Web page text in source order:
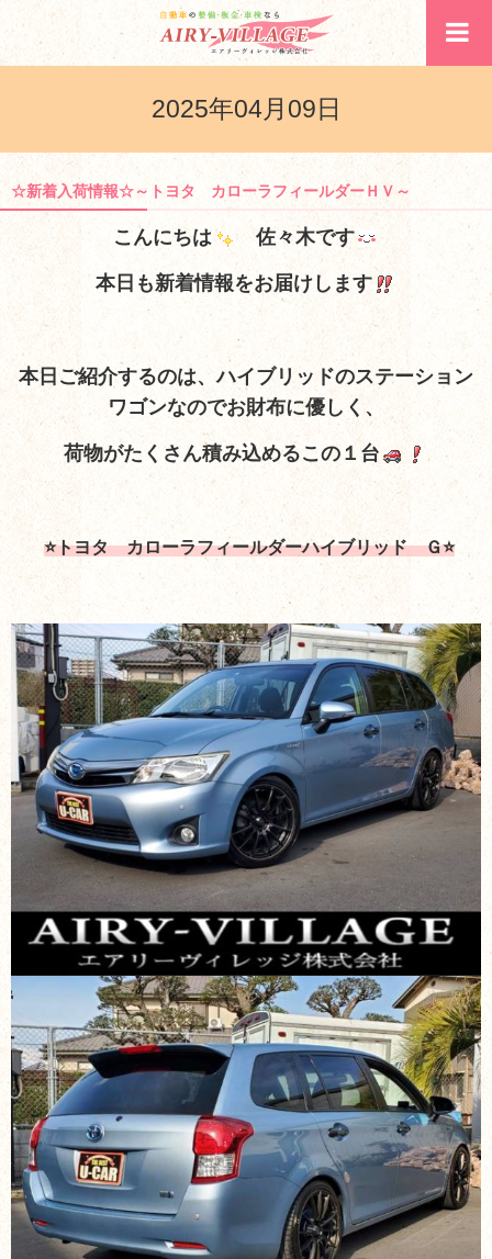
2025年04月09日
☆新着入荷情報☆～トヨタ カローラフィールダーＨＶ～
こんにちは 佐々木です
本日も新着情報をお届けします
本日ご紹介するのは、ハイブリッドのステーション
ワゴンなのでお財布に優しく、
荷物がたくさん積み込めるこの１台
⭐トヨタ カローラフィールダーハイブリッド Ｇ⭐